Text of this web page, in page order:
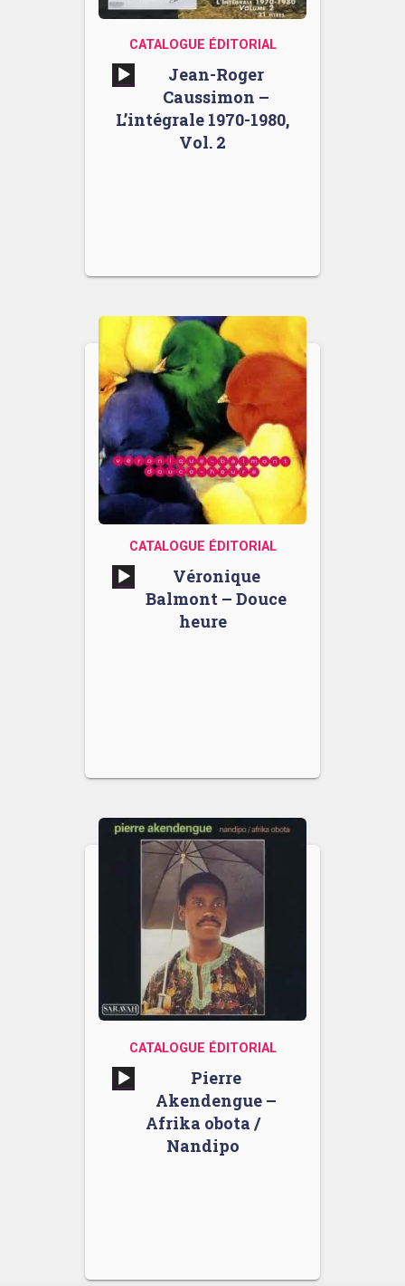
CATALOGUE ÉDITORIAL
Lecteur
audio
Jean-Roger
Caussimon –
L’intégrale 1970-1980,
Vol. 2
CATALOGUE ÉDITORIAL
Lecteur
audio
Véronique
Balmont – Douce
heure
CATALOGUE ÉDITORIAL
Lecteur
audio
Pierre
Akendengue –
Afrika obota /
Nandipo